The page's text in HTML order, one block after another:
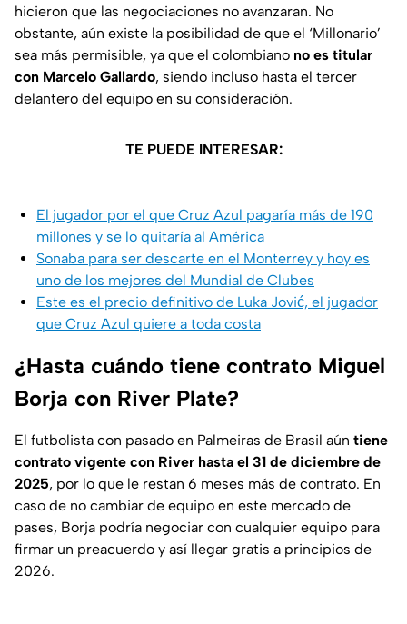
hicieron que las negociaciones no avanzaran. No
obstante, aún existe la posibilidad de que el ‘Millonario’
sea más permisible, ya que el colombiano no es titular
con Marcelo Gallardo, siendo incluso hasta el tercer
delantero del equipo en su consideración.
TE PUEDE INTERESAR:
El jugador por el que Cruz Azul pagaría más de 190
millones y se lo quitaría al América
Sonaba para ser descarte en el Monterrey y hoy es
uno de los mejores del Mundial de Clubes
Este es el precio definitivo de Luka Jović, el jugador
que Cruz Azul quiere a toda costa
¿Hasta cuándo tiene contrato Miguel
Borja con River Plate?
El futbolista con pasado en Palmeiras de Brasil aún tiene
contrato vigente con River hasta el 31 de diciembre de
2025, por lo que le restan 6 meses más de contrato. En
caso de no cambiar de equipo en este mercado de
pases, Borja podría negociar con cualquier equipo para
firmar un preacuerdo y así llegar gratis a principios de
2026.